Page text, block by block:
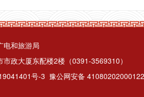
电和旅游局
政大厦东配楼2楼（0391-3569310）
号-3 豫公网安备